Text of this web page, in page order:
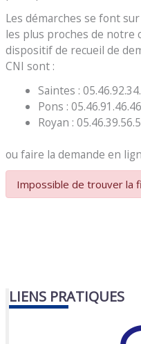
Les démarches se font
les plus proches de notre
dispositif de recueil de
CNI sont :
Saintes :
Pons :
Royan :
ou faire la demande en
Impossible de trouver la
LIENS PRATIQUES